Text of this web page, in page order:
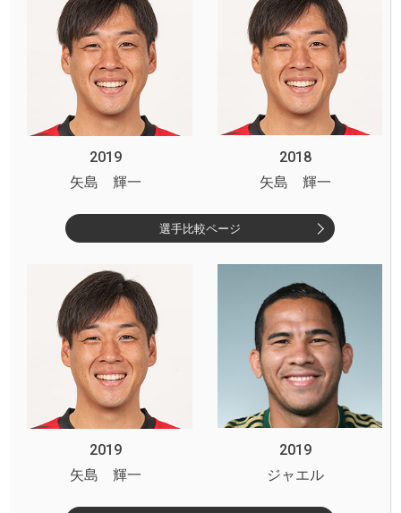
2019
2018
矢島 輝一
矢島 輝一
選手比較ページ
2019
2019
矢島 輝一
ジャエル